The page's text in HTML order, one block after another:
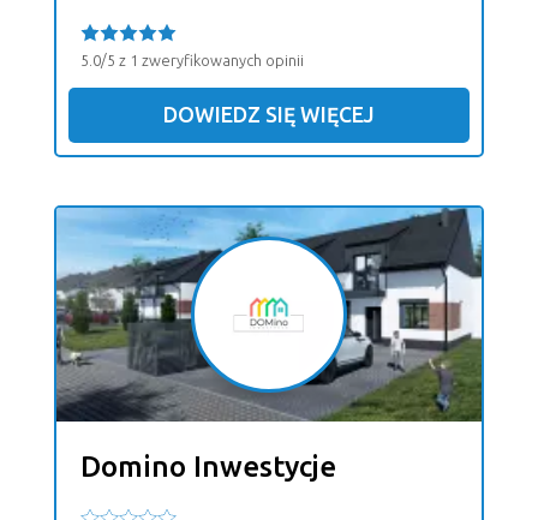
5.0/5 z 1 zweryfikowanych opinii
DOWIEDZ SIĘ WIĘCEJ
Domino Inwestycje